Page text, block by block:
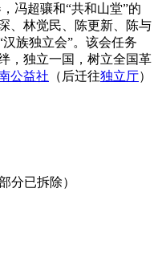
冯超骧和“共和山堂”的
、林觉民、陈更新、陈与
族独立会”。该会任务
，独立一国，树立全国革
公益社 （后迁往独立厅）
部分已拆除）